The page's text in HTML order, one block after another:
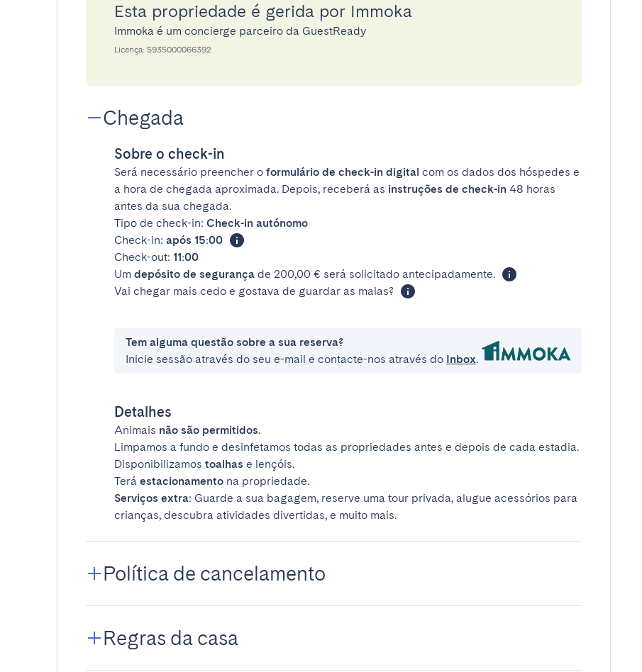
Esta propriedade é gerida por Immoka
Immoka é um concierge parceiro da GuestReady
Licença: 5935000066392
Chegada
Sobre o check-in
Será necessário preencher o formulário de check-in digital com os dados dos hóspedes e
a hora de chegada aproximada. Depois, receberá as instruções de check-in 48 horas
antes da sua chegada.
Tipo de check-in: Check-in autónomo
Check-in: após 15:00
Check-out: 11:00
Um depósito de segurança de 200,00 € será solicitado antecipadamente.
Vai chegar mais cedo e gostava de guardar as malas?
Tem alguma questão sobre a sua reserva?
Inicie sessão através do seu e-mail e contacte-nos através do Inbox.
Detalhes
Animais não são permitidos.
Limpamos a fundo e desinfetamos todas as propriedades antes e depois de cada estadia.
Disponibilizamos toalhas e lençóis.
Terá estacionamento na propriedade.
Serviços extra: Guarde a sua bagagem, reserve uma tour privada, alugue acessórios para
crianças, descubra atividades divertidas, e muito mais.
Política de cancelamento
Regras da casa